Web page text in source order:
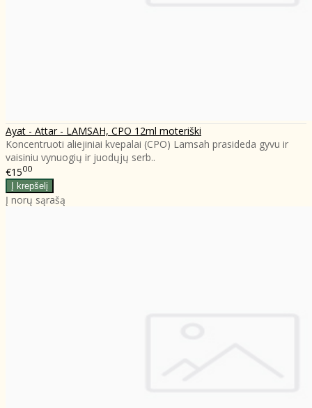
Ayat - Attar - LAMSAH, CPO 12ml moteriški
Koncentruoti aliejiniai kvepalai (CPO) Lamsah prasideda gyvu ir
vaisiniu vynuogių ir juodųjų serb..
€1500
Į norų sąrašą